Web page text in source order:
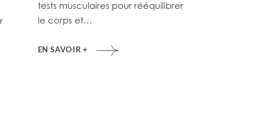
tests musculaires pour rééquilibrer
le corps et…
EN SAVOIR +